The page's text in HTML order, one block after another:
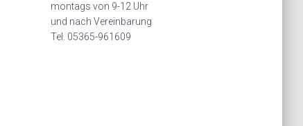
montags von 9-12 Uhr
und nach Vereinbarung
Tel. 05365-961609